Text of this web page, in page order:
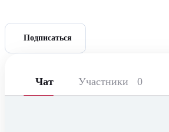
Подписаться
Чат Участники 0